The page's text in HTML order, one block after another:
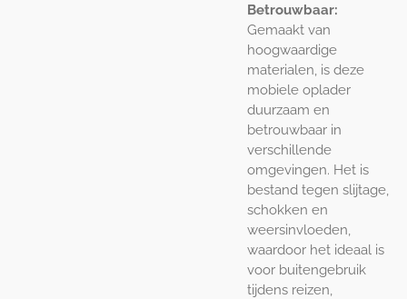
Betrouwbaar:
Gemaakt van
hoogwaardige
materialen, is deze
mobiele oplader
duurzaam en
betrouwbaar in
verschillende
omgevingen. Het is
bestand tegen slijtage,
schokken en
weersinvloeden,
waardoor het ideaal is
voor buitengebruik
tijdens reizen,